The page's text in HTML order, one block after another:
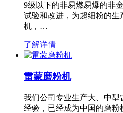
9级以下的非易燃易爆的非
试验和改进，为超细粉的生
机，…
了解详情
雷蒙磨粉机
我们公司专业生产大、中型
经验，已经成为中国的磨粉